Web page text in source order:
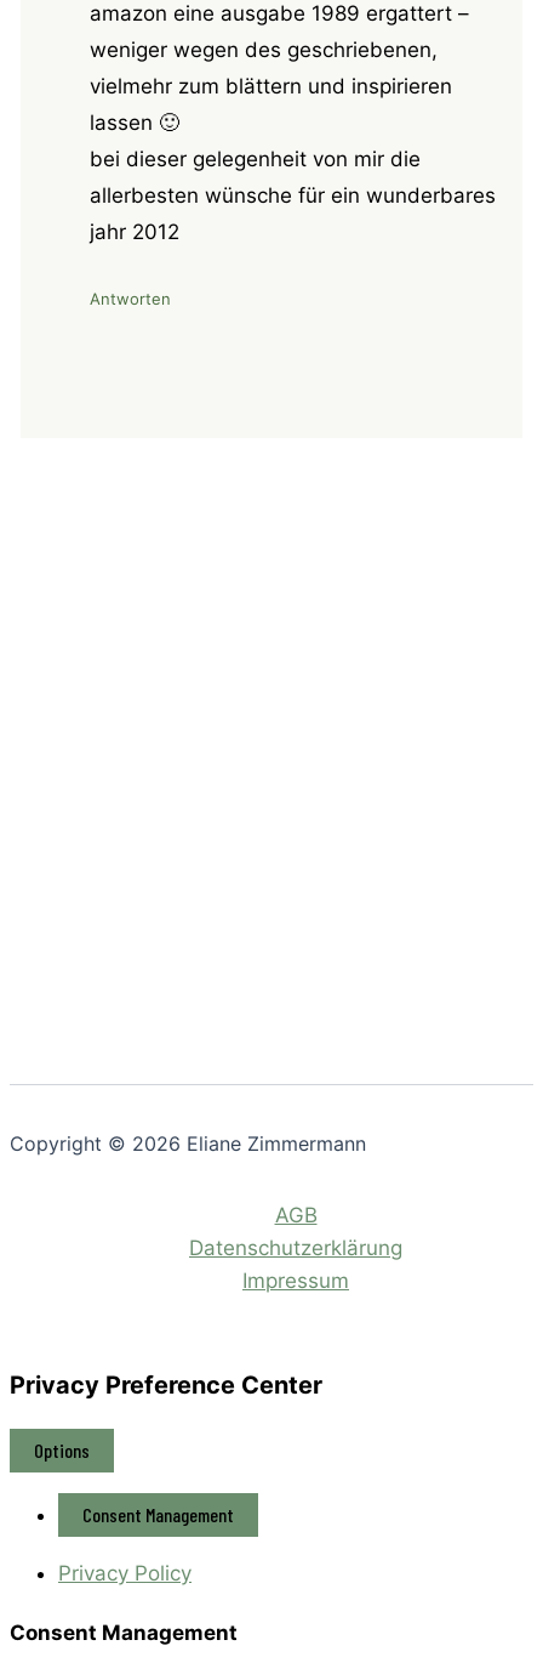
amazon eine ausgabe 1989 ergattert –
weniger wegen des geschriebenen,
vielmehr zum blättern und inspirieren
lassen 🙂
bei dieser gelegenheit von mir die
allerbesten wünsche für ein wunderbares
jahr 2012
Antworten
Copyright © 2026 Eliane Zimmermann
AGB
Datenschutzerklärung
Impressum
Privacy Preference Center
Options
Consent Management
Privacy Policy
Consent Management